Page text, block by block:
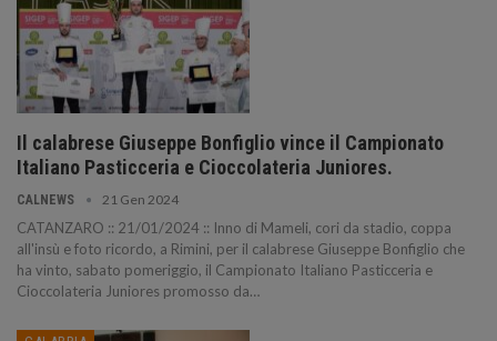
Il calabrese Giuseppe Bonfiglio vince il Campionato
Italiano Pasticceria e Cioccolateria Juniores.
CALNEWS 21 Gen 2024
CATANZARO :: 21/01/2024 :: Inno di Mameli, cori da stadio, coppa
all'insù e foto ricordo, a Rimini, per il calabrese Giuseppe Bonfiglio che
ha vinto, sabato pomeriggio, il Campionato Italiano Pasticceria e
Cioccolateria Juniores promosso da…